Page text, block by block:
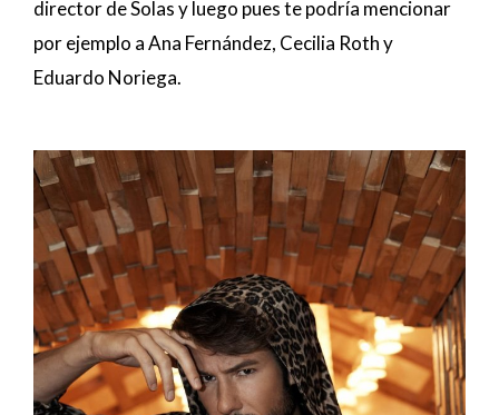
director de Solas y luego pues te podría mencionar
por ejemplo a Ana Fernández, Cecilia Roth y
Eduardo Noriega.